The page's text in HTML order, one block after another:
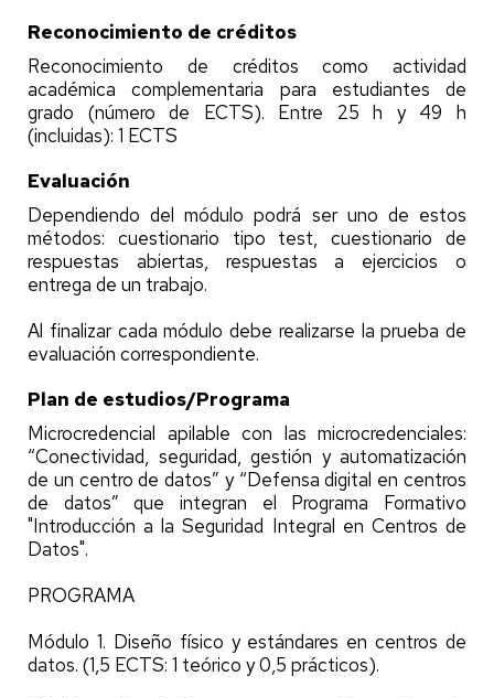
Reconocimiento de créditos
Reconocimiento de créditos como actividad
académica complementaria para estudiantes de
grado (número de ECTS). Entre 25 h y 49 h
(incluidas): 1 ECTS
Evaluación
Dependiendo del módulo podrá ser uno de estos
métodos: cuestionario tipo test, cuestionario de
respuestas abiertas, respuestas a ejercicios o
entrega de un trabajo.
Al finalizar cada módulo debe realizarse la prueba de
evaluación correspondiente.
Plan de estudios/Programa
Microcredencial apilable con las microcredenciales:
“Conectividad, seguridad, gestión y automatización
de un centro de datos” y “Defensa digital en centros
de datos” que integran el Programa Formativo
"Introducción a la Seguridad Integral en Centros de
Datos".
PROGRAMA
Módulo 1. Diseño físico y estándares en centros de
datos. (1,5 ECTS: 1 teórico y 0,5 prácticos).